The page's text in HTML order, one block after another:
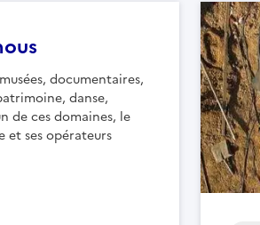
documentaires,
danse,
de ces domaines, le
et ses opérateurs